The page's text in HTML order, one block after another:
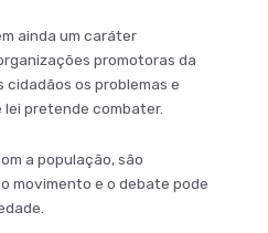
ainda um caráter
promotoras da
os problemas e
pretende combater.
a população, são
movimento e o debate pode